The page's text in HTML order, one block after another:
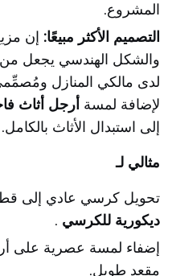
المشروع.
التصميم الأكثر مبيعًا: إن
والشكل الهندسي يجعل من
لدى مالكي المنازل
لإضافة لمسة أرجل أثاث
إلى استبدال الأثاث بالكامل.
مثالي لـ
تحويل كرسي عادي إلى
ديكورية للكرسي .
إضفاء لمسة عصرية على
مقعد طويل.